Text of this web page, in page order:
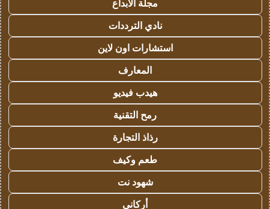
مجلة الابداع
نادي الترددات
استشارات اون لاين
المعارف
هيدب فيديو
رمح التقنية
رذاذ التجارة
طعم وكيف
شهود نت
أركاني